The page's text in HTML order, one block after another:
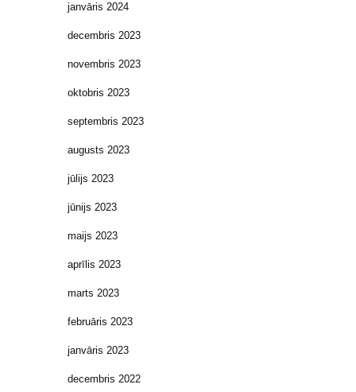
janvāris 2024
decembris 2023
novembris 2023
oktobris 2023
septembris 2023
augusts 2023
jūlijs 2023
jūnijs 2023
maijs 2023
aprīlis 2023
marts 2023
februāris 2023
janvāris 2023
decembris 2022